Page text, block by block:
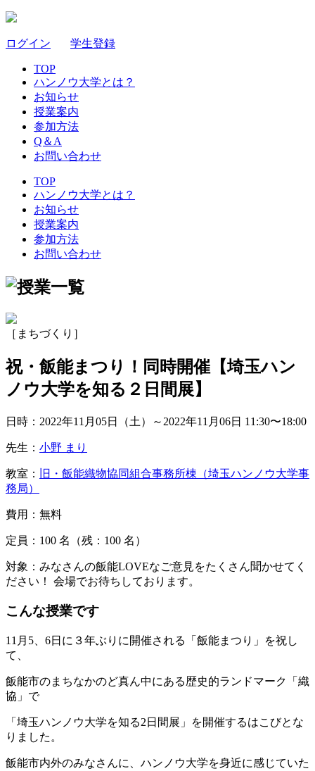
ログイン 学生登録
TOP
ハンノウ大学とは？
お知らせ
授業案内
参加方法
Q＆A
お問い合わせ
TOP
ハンノウ大学とは？
お知らせ
授業案内
参加方法
お問い合わせ
［まちづくり］
祝・飯能まつり！同時開催【埼玉ハン
ノウ大学を知る２日間展】
日時：2022年11月05日（土）～2022年11月06日 11:30〜18:00
先生： 小野 まり
教室：
旧・飯能織物協同組合事務所棟（埼玉ハンノウ大学事
務局）
費用：無料
定員：100 名 （残：100 名 ）
対象：みなさんの飯能LOVEなご意見をたくさん聞かせてく
ださい！ 会場でお待ちしております。
こんな授業です
11月5、6日に３年ぶりに開催される「飯能まつり」を祝し
て、
飯能市のまちなかのど真ん中にある歴史的ランドマーク「織
協」で
「埼玉ハンノウ大学を知る2日間展」を開催するはこびとな
りました。
飯能市内外のみなさんに、ハンノウ大学を身近に感じていた